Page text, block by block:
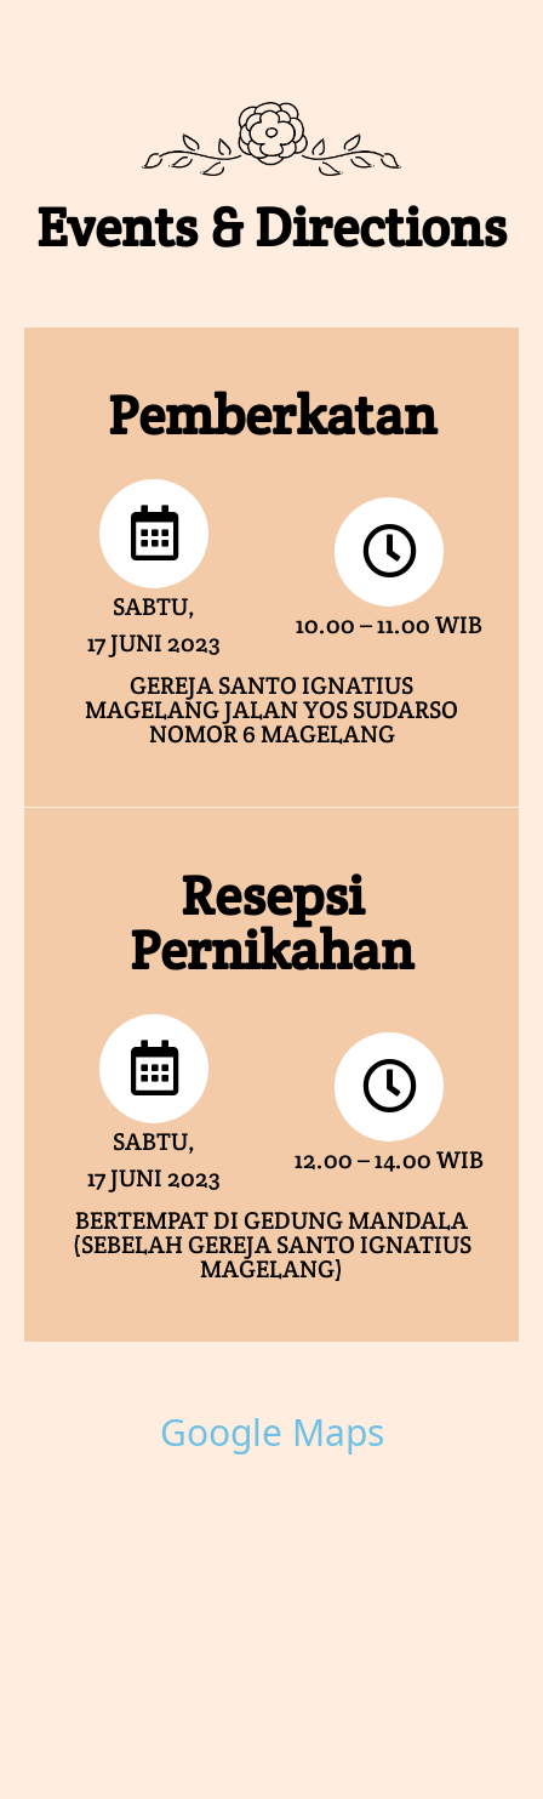
Events & Directions
Pemberkatan
SABTU,
17 JUNI 2023
10.00 – 11.00 WIB
GEREJA SANTO IGNATIUS
MAGELANG JALAN YOS SUDARSO
NOMOR 6 MAGELANG
Resepsi
Pernikahan
SABTU,
17 JUNI 2023
12.00 – 14.00 WIB
BERTEMPAT DI GEDUNG MANDALA
(SEBELAH GEREJA SANTO IGNATIUS
MAGELANG)
Google Maps